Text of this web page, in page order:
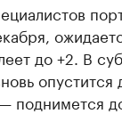
до +2. В
опустится
поднимется до